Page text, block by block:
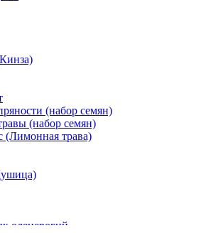
(набор семян)
(набор семян)
(Лимонная трава)
оленерогий